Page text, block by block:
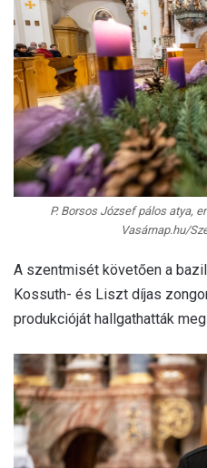
P. Borsos József pálos atya,
Vasárnap.hu/
A szentmisét követően a
Kossuth- és Liszt díjas
produkcióját hallgathatták